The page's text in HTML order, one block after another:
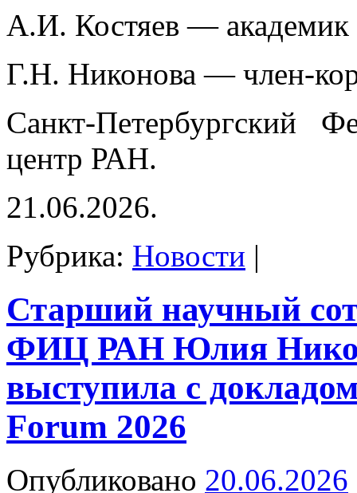
А.И. Костяев —
Г.Н. Никонова — член-
Санкт-Петербургский
центр РАН.
21.06.2026.
Рубрика: Новости |
Старший научный
ФИЦ РАН Юлия
выступила с
Forum 2026
Опубликовано 20.06.2026